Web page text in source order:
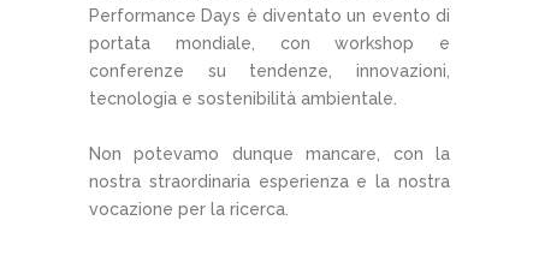
Performance Days è diventato un evento di
portata mondiale, con workshop e
conferenze su tendenze, innovazioni,
tecnologia e sostenibilità ambientale.
Non potevamo dunque mancare, con la
nostra straordinaria esperienza e la nostra
vocazione per la ricerca.